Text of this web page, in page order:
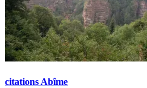
citations Abîme